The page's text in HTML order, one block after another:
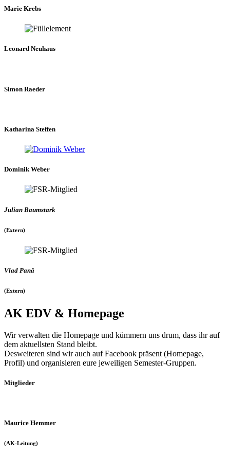
Marie Krebs
Leonard Neuhaus
Simon Raeder
Katharina Steffen
Dominik Weber
Julian Baumstark
(Extern)
Vlad Pană
(Extern)
AK EDV & Homepage
Wir verwalten die Homepage und kümmern uns drum, dass ihr auf
dem aktuellsten Stand bleibt.
Desweiteren sind wir auch auf Facebook präsent (Homepage,
Profil) und organisieren eure jeweiligen Semester-Gruppen.
Mitglieder
Maurice Hemmer
(AK-Leitung)